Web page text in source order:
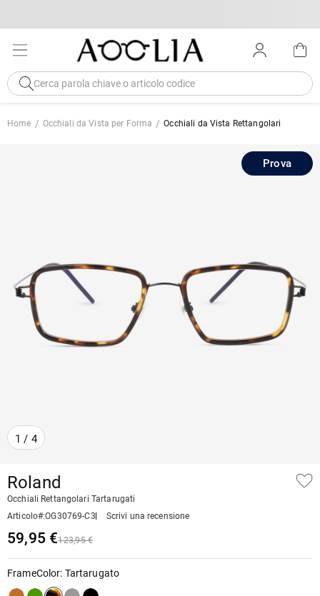
Home Occhiali da Vista per Forma Occhiali da Vista Rettangolari
1 / 4
Prova
Roland
Occhiali Rettangolari Tartarugati
Articolo#:OG30769-C3 Scrivi una recensione
59,95 €123,95 €
FrameColor: Tartarugato